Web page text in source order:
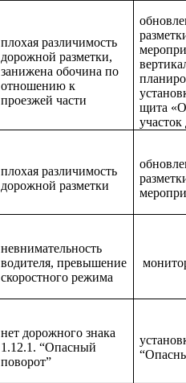
плохая различимость
дорожной разметки,
занижена обочина по
отношению к
проезжей части
щита
плохая различимость
дорожной разметки
невнимательность
водителя, превышение
скоростного режима
нет дорожного знака
1.12.1. “Опасный
поворот”